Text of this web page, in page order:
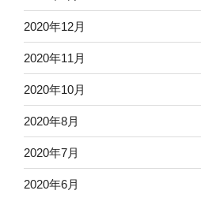
2020年12月
2020年11月
2020年10月
2020年8月
2020年7月
2020年6月